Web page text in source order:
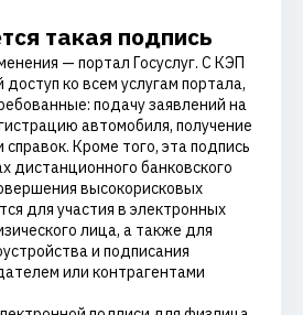
такая подпись
— портал Госуслуг. С КЭП
ко всем услугам портала,
подачу заявлений на
автомобиля, получение
Кроме того, эта подпись
дистанционного банковского
высокорисковых
для участия в электронных
лица, а также для
и подписания
или контрагентами